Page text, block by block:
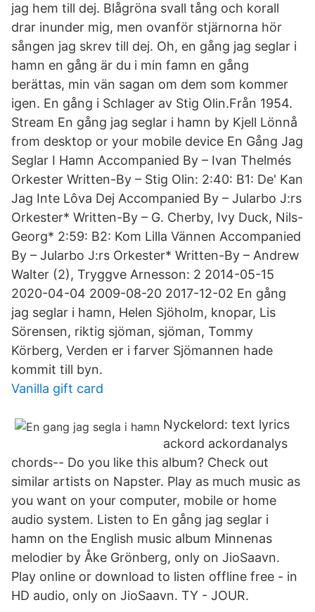
jag hem till dej. Blågröna svall tång och korall
drar inunder mig, men ovanför stjärnorna hör
sången jag skrev till dej. Oh, en gång jag seglar i
hamn en gång är du i min famn en gång
berättas, min vän sagan om dem som kommer
igen. En gång i Schlager av Stig Olin.Från 1954.
Stream En gång jag seglar i hamn by Kjell Lönnå
from desktop or your mobile device En Gång Jag
Seglar I Hamn Accompanied By – Ivan Thelmés
Orkester Written-By – Stig Olin: 2:40: B1: De' Kan
Jag Inte Lôva Dej Accompanied By – Jularbo J:rs
Orkester* Written-By – G. Cherby, Ivy Duck, Nils-
Georg* 2:59: B2: Kom Lilla Vännen Accompanied
By – Jularbo J:rs Orkester* Written-By – Andrew
Walter (2), Tryggve Arnesson: 2 2014-05-15
2020-04-04 2009-08-20 2017-12-02 En gång
jag seglar i hamn, Helen Sjöholm, knopar, Lis
Sörensen, riktig sjöman, sjöman, Tommy
Körberg, Verden er i farver Sjömannen hade
kommit till byn.
Vanilla gift card
Nyckelord: text lyrics
ackord ackordanalys
chords-- Do you like this album? Check out
similar artists on Napster. Play as much music as
you want on your computer, mobile or home
audio system. Listen to En gång jag seglar i
hamn on the English music album Minnenas
melodier by Åke Grönberg, only on JioSaavn.
Play online or download to listen offline free - in
HD audio, only on JioSaavn. TY - JOUR.